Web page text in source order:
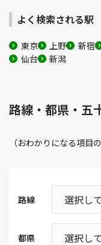
よく検索される駅
東京 上野 新宿
仙台
新潟
路線・都県・五
（おわかりになる項目
路線
都県